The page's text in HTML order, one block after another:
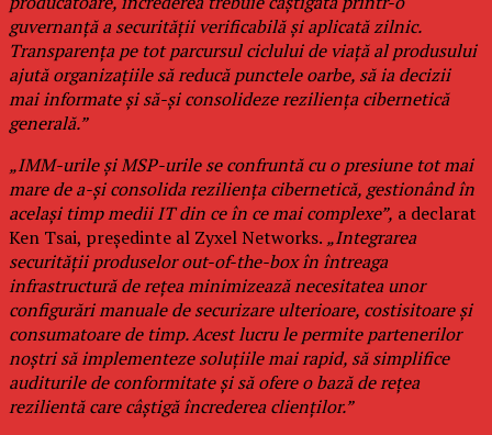
guvernanță a securității verificabilă și aplicată zilnic.
Transparența pe tot parcursul ciclului de viață al produsului
ajută organizațiile să reducă punctele oarbe, să ia decizii
mai informate și să-și consolideze reziliența cibernetică
generală.”
„IMM-urile și MSP-urile se confruntă cu o presiune tot mai
mare de a-și consolida reziliența cibernetică, gestionând în
același timp medii IT din ce în ce mai complexe”, a declarat
Ken Tsai, președinte al Zyxel Networks. „Integrarea
securității produselor out-of-the-box în întreaga
infrastructură de rețea minimizează necesitatea unor
configurări manuale de securizare ulterioare, costisitoare și
consumatoare de timp. Acest lucru le permite partenerilor
noștri să implementeze soluțiile mai rapid, să simplifice
auditurile de conformitate și să ofere o bază de rețea
rezilientă care câștigă încrederea clienților.”